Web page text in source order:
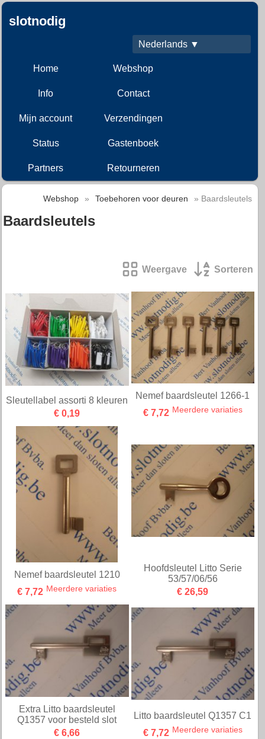
slotnodig
Nederlands ▼
Home Webshop
Info Contact
Mijn account Verzendingen
Status Gastenboek
Partners Retourneren
Webshop » Toebehoren voor deuren » Baardsleutels
Baardsleutels
Weergave Sorteren
Sleutellabel assorti 8 kleuren
€ 0,19
Nemef baardsleutel 1266-1
€ 7,72 Meerdere variaties
Nemef baardsleutel 1210
€ 7,72 Meerdere variaties
Hoofdsleutel Litto Serie
53/57/06/56
€ 26,59
Extra Litto baardsleutel
Q1357 voor besteld slot
€ 6,66
Litto baardsleutel Q1357 C1
€ 7,72 Meerdere variaties